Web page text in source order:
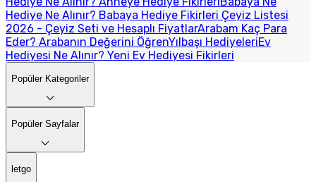
Hediye Ne Alınır? Babaya Hediye Fikirleri Çeyiz Listesi
2026 - Çeyiz Seti ve Hesaplı FiyatlarArabam Kaç Para
Eder? Arabanın Değerini ÖğrenYılbaşı HediyeleriEv
Hediyesi Ne Alınır? Yeni Ev Hediyesi Fikirleri
Popüler Kategoriler
Popüler Sayfalar
letgo